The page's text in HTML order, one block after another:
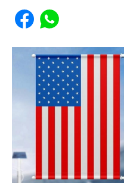
Share to Facebook
Share to WhatsApp